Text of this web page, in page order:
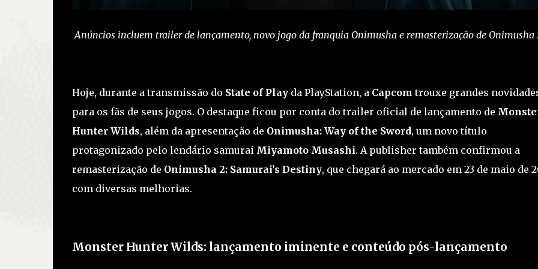
Anúncios incluem trailer de lançamento, novo jogo da franquia Onimusha e remasterização de Onimusha
Hoje, durante a transmissão do State of Playda PlayStation, a Capcom trouxe grandes
para os fãs de seus jogos. O destaque ficou por conta do trailer oficial de lançamento de
Hunter Wilds, além da apresentação de Onimusha: Way of the Sword, um novo título
protagonizado pelo lendário samurai Miyamoto Musashi. A publisher também confirmou a
remasterização de Onimusha 2: Samurai’s Destiny, que chegará ao mercado em 23 de maio de
com diversas melhorias.
Monster Hunter Wilds: lançamento iminente e conteúdo pós-lançamento